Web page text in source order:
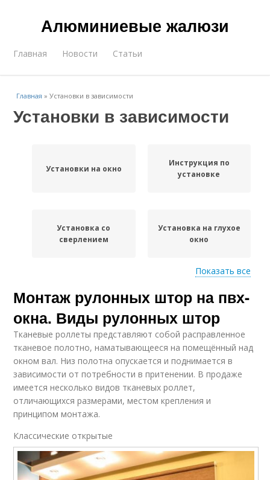
Алюминиевые жалюзи
Главная Новости Статьи
Главная »Установки в зависимости
Установки в зависимости
Установки на окно
Инструкция по
установке
Установка со
сверлением
Установка на глухое
окно
Установка на
саморезы
Показать все
Монтаж рулонных штор на пвх-
окна. Виды рулонных штор
Тканевые роллеты представляют собой расправленное
тканевое полотно, наматывающееся на помещённый над
окном вал. Низ полотна опускается и поднимается в
зависимости от потребности в притенении. В продаже
имеется несколько видов тканевых роллет,
отличающихся размерами, местом крепления и
принципом монтажа.
Классические открытые